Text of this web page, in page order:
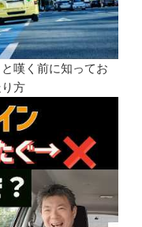
嘆く前に知ってお
方